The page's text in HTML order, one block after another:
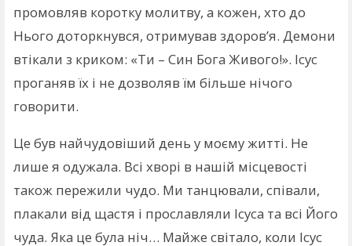
промовляв коротку молитву, а кожен, хто до
Нього доторкнувся, отримував здоров’я. Демони
втікали з криком: «Ти – Син Бога Живого!». Ісус
проганяв їх і не дозволяв їм більше нічого
говорити.
Це був найчудовіший день у моєму житті. Не
лише я одужала. Всі хворі в нашій місцевості
також пережили чудо. Ми танцювали, співали,
плакали від щастя і прославляли Ісуса та всі Його
чуда. Яка це була ніч… Майже світало, коли Ісус